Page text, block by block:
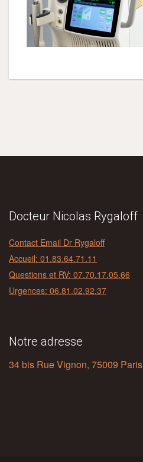
Docteur Nicolas Rygaloff
Contact Email Dr Rygaloff
Accueil: 01.83.64.71.11
Questions et RV: 07.70.17.05.66
Urgences: 06.81.02.92.37
Notre adresse
34 bis Rue Vignon, 75009 Paris